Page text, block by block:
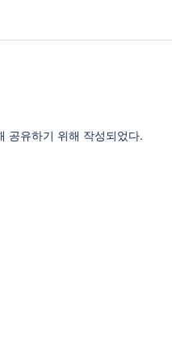
공유하기 위해 작성되었다.